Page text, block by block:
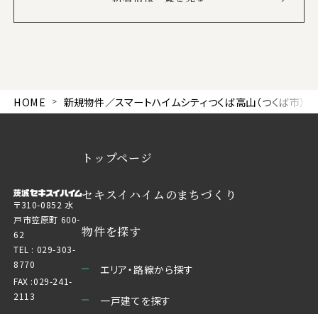
HOME 新規物件／スマートハイムシティつくば高山（つくば市）
〒310-0852 水
戸市笠原町 600-
62
TEL : 029-303-
8770
FAX :029-241-
2113
トップページ
セキスイハイムのまちづくり
物件を探す
エリア・路線から探す
一戸建てを探す